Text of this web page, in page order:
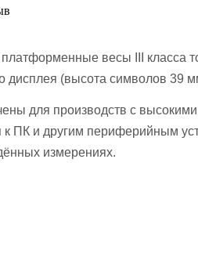
весы III класса
дисплея (высота символов 39
для производств с
ПК и другим периферийным
измерениях.